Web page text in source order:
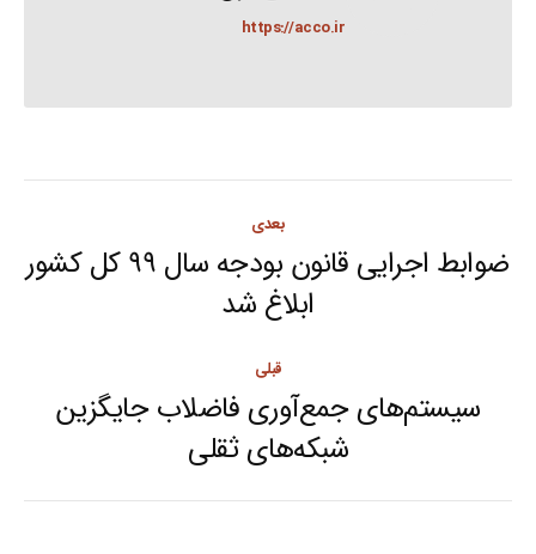
https://acco.ir
navigation
قبلی
Previous
post:
سیستم‌های جمع‌آوری فاضلاب جایگزین
شبکه‌های ثقلی
بعدی
Next
post:
ضوابط اجرایی قانون بودجه سال ۹۹ کل کشور
ابلاغ شد